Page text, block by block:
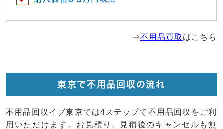
⇒不用品買取 はこちら
東京で不用品回収の流れ
不用品回収イブ東京では4ステップで不用品回収をご利
用いただけます。お見積り、見積後のキャンセルも無